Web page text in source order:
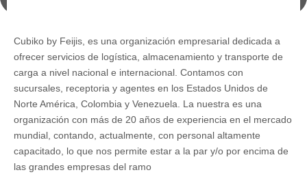
Cubiko by Feijis, es una organización empresarial dedicada a
ofrecer servicios de logística, almacenamiento y transporte de
carga a nivel nacional e internacional. Contamos con
sucursales, receptoria y agentes en los Estados Unidos de
Norte América, Colombia y Venezuela. La nuestra es una
organización con más de 20 años de experiencia en el mercado
mundial, contando, actualmente, con personal altamente
capacitado, lo que nos permite estar a la par y/o por encima de
las grandes empresas del ramo